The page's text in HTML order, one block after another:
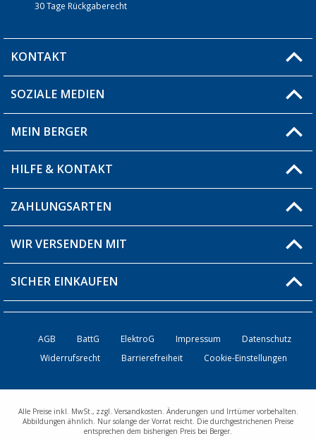
30 Tage Rückgaberecht
KONTAKT
Du hast eine Frage?
Filiale finden
SOZIALE MEDIEN
MEIN BERGER
Blog
Produkttester
Über uns
HILFE & KONTAKT
Fragen & Antworten / FAQ
Versandinformationen
Bestellstatus
Kontakt
ZAHLUNGSARTEN
WIR VERSENDEN MIT
SICHER EINKAUFEN
AGB BattG ElektroG Impressum
Datenschutz
Widerrufsrecht
Barrierefreiheit Cookie-Einstellungen
Alle Preise inkl. MwSt., zzgl. Versandkosten. Änderungen und Irrtümer vorbehalten.
Abbildungen ähnlich. Nur solange der Vorrat reicht. Die durchgestrichenen Preise
entsprechen dem bisherigen Preis bei Berger.